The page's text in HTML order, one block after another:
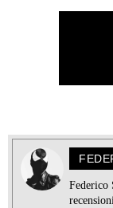
Federico